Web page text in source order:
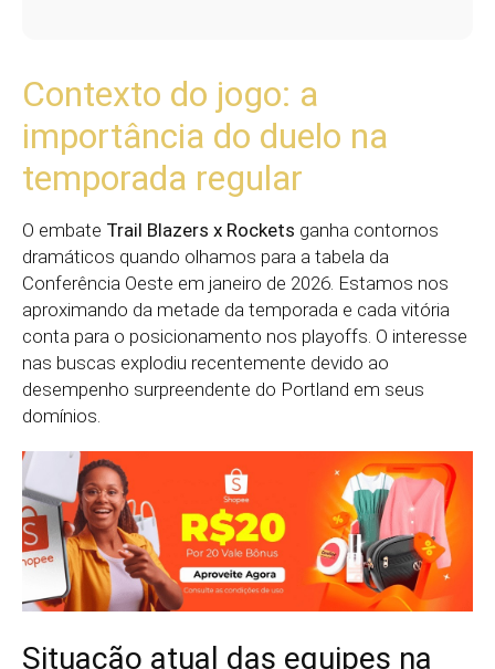
Contexto do jogo: a
importância do duelo na
temporada regular
O embate Trail Blazers x Rockets ganha contornos
dramáticos quando olhamos para a tabela da
Conferência Oeste em janeiro de 2026. Estamos nos
aproximando da metade da temporada e cada vitória
conta para o posicionamento nos playoffs. O interesse
nas buscas explodiu recentemente devido ao
desempenho surpreendente do Portland em seus
domínios.
Situação atual das equipes na